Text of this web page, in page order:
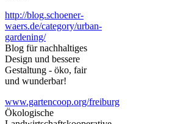
http://blog.schoener-
waers.de/category/urban-
gardening/
Blog für nachhaltiges
Design und bessere
Gestaltung - öko, fair
und wunderbar!
www.gartencoop.org/freiburg
Ökologische